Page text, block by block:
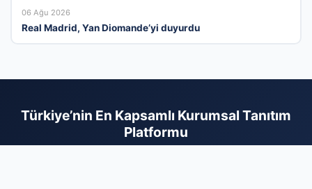
06 Ağu 2026
Real Madrid, Yan Diomande’yi duyurdu
Türkiye’nin En Kapsamlı Kurumsal Tanıtım
Platformu